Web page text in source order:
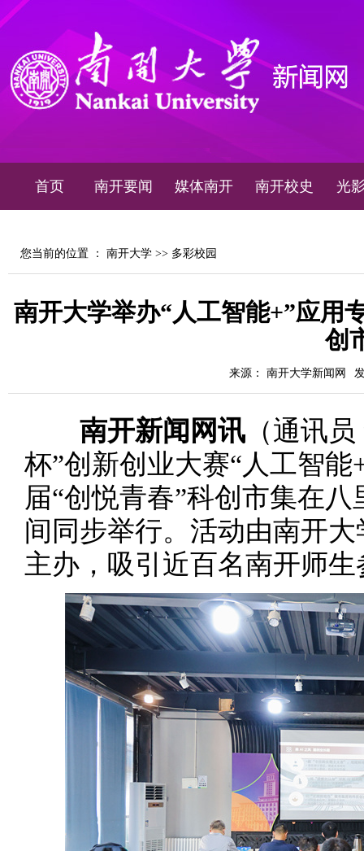
首页 南开要闻 媒体南开 南开校史 光
您当前的位置 ： 南开大学 >> 多彩校园
南开大学举办“人工智能+”应用
创
来源： 南开大学新闻网
南开新闻网讯 （通讯
杯”创新创业大赛“人工智
届“创悦青春”科创市集在
间同步举行。活动由南开
主办，吸引近百名南开师生